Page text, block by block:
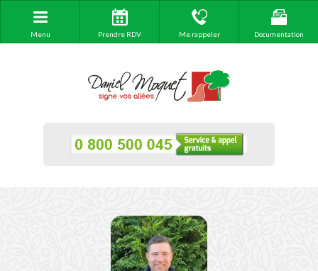
Menu Prendre RDV Me rappeler Documentation